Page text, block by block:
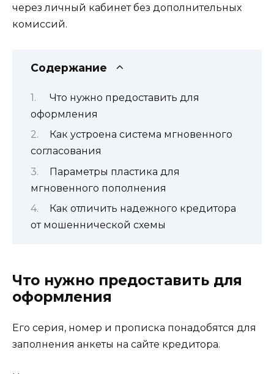
через личный кабинет без дополнительных
комиссий.
Содержание
Что нужно предоставить для
оформления
Как устроена система мгновенного
согласования
Параметры пластика для
мгновенного пополнения
Как отличить надежного кредитора
от мошеннической схемы
Что нужно предоставить для
оформления
Его серия, номер и прописка понадобятся для
заполнения анкеты на сайте кредитора.